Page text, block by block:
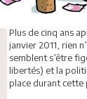
Plus de cinq ans
janvier 2011, rien
semblent s’être
libertés) et la
place durant cette